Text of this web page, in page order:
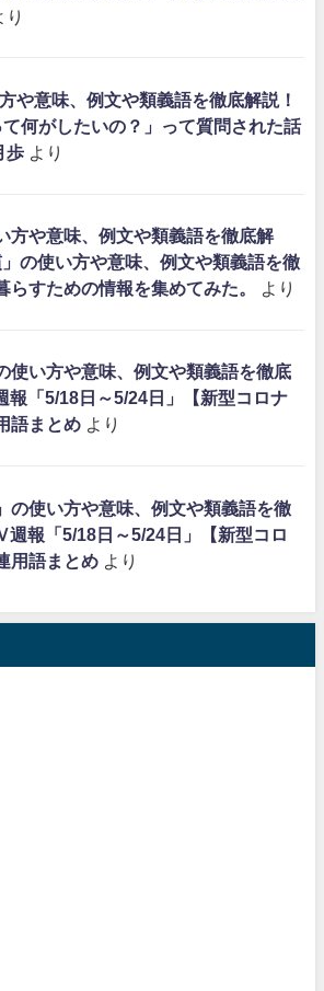
り
や意味、例文や類義語を徹底解説！
て何がしたいの？」って質問された話
歩 より
方や意味、例文や類義語を徹底解
」の使い方や意味、例文や類義語を徹
すための情報を集めてみた。
より
使い方や意味、例文や類義語を徹底
報「5/18日～5/24日」【新型コロナ
語まとめ より
の使い方や意味、例文や類義語を徹
週報「5/18日～5/24日」【新型コロ
用語まとめ より